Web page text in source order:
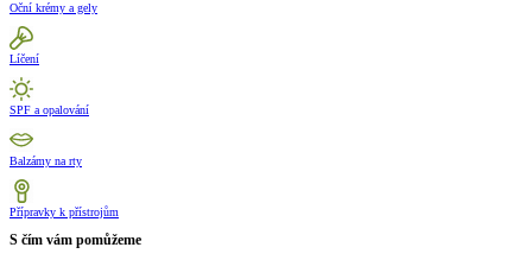
Oční krémy a gely
Líčení
SPF a opalování
Balzámy na rty
Přípravky k přístrojům
S čím vám pomůžeme